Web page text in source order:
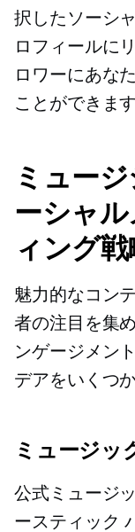
択したソーシ
ロフィールに
ロワーにあな
ことができます
ミュー
ーシャ
ィング
魅力的なコン
者の注目を集
ンゲージメン
デアをいくつ
ミュージッ
公式ミュージ
ースティック